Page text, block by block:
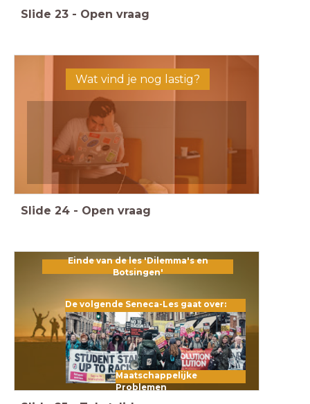
Slide 23 - Open vraag
Wat vind je nog lastig?
Slide 24 - Open vraag
De volgende Seneca-Les gaat over:
Maatschappelijke
Problemen
Einde van de les 'Dilemma's en
Botsingen'